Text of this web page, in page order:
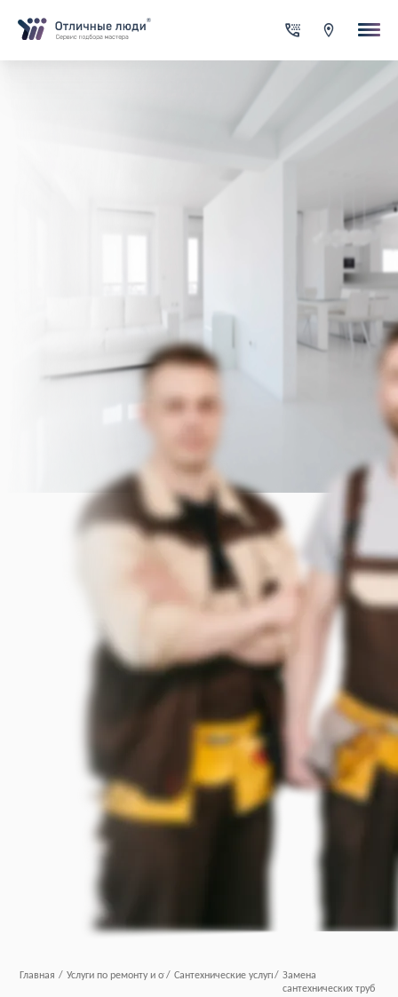
Главная / Услуги по ремонту и отделке
/ Сантехнические услуги/ Замена
сантехнических труб
За каждый оформленный заказ вы получаете Cash-back на
счет
Опишите задачу
Прикрепить фото (до 5 шт.)
(Подсказка: фото помогут мастеру
точнее оценить задачу)
Заказать
обработки данных